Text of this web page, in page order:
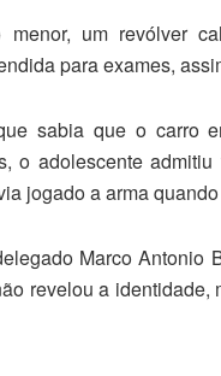
um revólver
para exames,
sabia que o carro
o adolescente
jogado a arma
Marco Antonio
revelou a